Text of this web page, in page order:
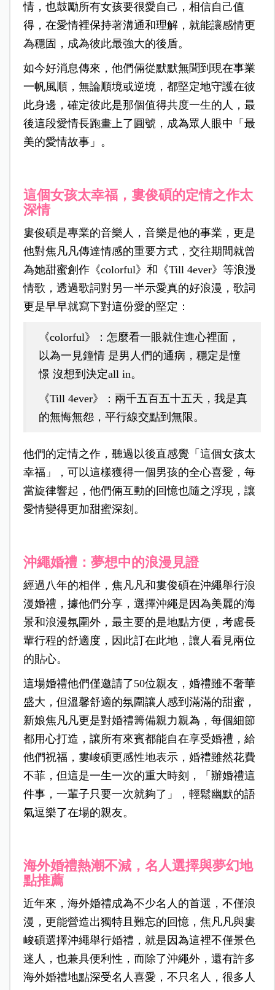
情，也鼓勵所有女孩要很愛自己，相信自己值
得，在愛情裡保持著溝通和理解，就能讓感情更
為穩固，成為彼此最強大的後盾。
如今好消息傳來，他們倆從默默無聞到現在事業
一帆風順，無論順境或逆境，都堅定地守護在彼
此身邊，確定彼此是那個值得共度一生的人，最
後這段愛情長跑畫上了圓號，成為眾人眼中「最
美的愛情故事」。
這個女孩太幸福，婁俊碩的定情之作太
深情
婁俊碩是專業的音樂人，音樂是他的事業，更是
他對焦凡凡傳達情感的重要方式，交往期間就曾
為她甜蜜創作《colorful》和《Till 4ever》等浪漫
情歌，透過歌詞對另一半示愛真的好浪漫，歌詞
更是早早就寫下對這份愛的堅定：
《colorful》：怎麼看一眼就住進心裡面，
以為一見鐘情 是男人們的通病，穩定是憧
憬 沒想到決定all in。
《Till 4ever》：兩千五百五十五天，我是真
的無悔無怨，平行線交點到無限。
他們的定情之作，聽過以後直感覺「這個女孩太
幸福」，可以這樣獲得一個男孩的全心喜愛，每
當旋律響起，他們倆互動的回憶也隨之浮現，讓
愛情變得更加甜蜜深刻。
沖繩婚禮：夢想中的浪漫見證
經過八年的相伴，焦凡凡和婁俊碩在沖繩舉行浪
漫婚禮，據他們分享，選擇沖繩是因為美麗的海
景和浪漫氛圍外，最主要的是地點方便，考慮長
輩行程的舒適度，因此訂在此地，讓人看見兩位
的貼心。
這場婚禮他們僅邀請了50位親友，婚禮雖不奢華
盛大，但溫馨舒適的氛圍讓人感到滿滿的甜蜜，
新娘焦凡凡更是對婚禮籌備親力親為，每個細節
都用心打造，讓所有來賓都能自在享受婚禮，給
他們祝福，婁峻碩更感性地表示，婚禮雖然花費
不菲，但這是一生一次的重大時刻，「辦婚禮這
件事，一輩子只要一次就夠了」，輕鬆幽默的語
氣逗樂了在場的親友。
海外婚禮熱潮不減，名人選擇與夢幻地
點推薦
近年來，海外婚禮成為不少名人的首選，不僅浪
漫，更能營造出獨特且難忘的回憶，焦凡凡與婁
峻碩選擇沖繩舉行婚禮，就是因為這裡不僅景色
迷人，也兼具便利性，而除了沖繩外，還有許多
海外婚禮地點深受名人喜愛，不只名人，很多人